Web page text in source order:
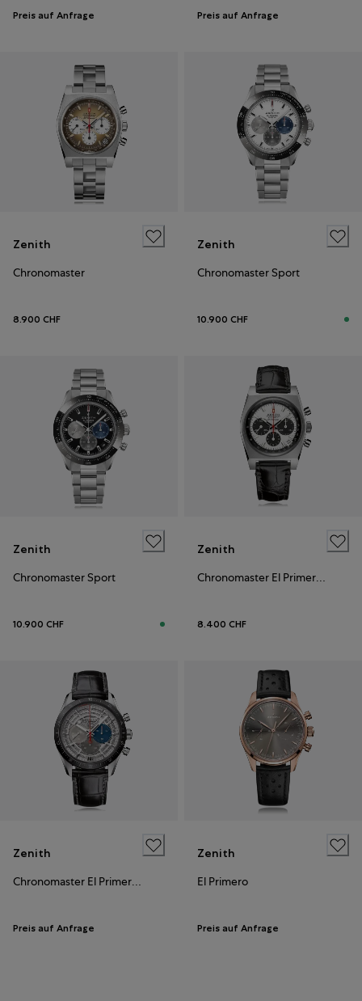
Preis auf Anfrage Preis auf Anfrage
Zenith
Chronomaster
8.900 CHF
Zenith
Chronomaster Sport
10.900 CHF
Zenith
Chronomaster Sport
10.900 CHF
Zenith
8.400 CHF
Zenith
Chronomaster El Primero II
Preis auf Anfrage
Zenith
El Primero
Preis auf Anfrage